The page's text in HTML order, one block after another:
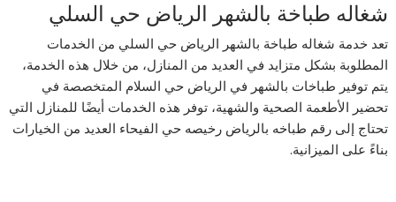
شغاله طباخة بالشهر الرياض حي السلي
تعد خدمة شغاله طباخة بالشهر الرياض حي السلي من الخدمات
المطلوبة بشكل متزايد في العديد من المنازل، من خلال هذه الخدمة،
يتم توفير طباخات بالشهر في الرياض حي السلام المتخصصة في
تحضير الأطعمة الصحية والشهية، توفر هذه الخدمات أيضًا للمنازل التي
تحتاج إلى رقم طباخه بالرياض رخيصه حي الفيحاء العديد من الخيارات
بناءً على الميزانية.